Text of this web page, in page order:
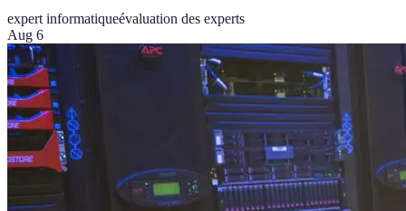
expert informatiqueévaluation des experts
Aug 6